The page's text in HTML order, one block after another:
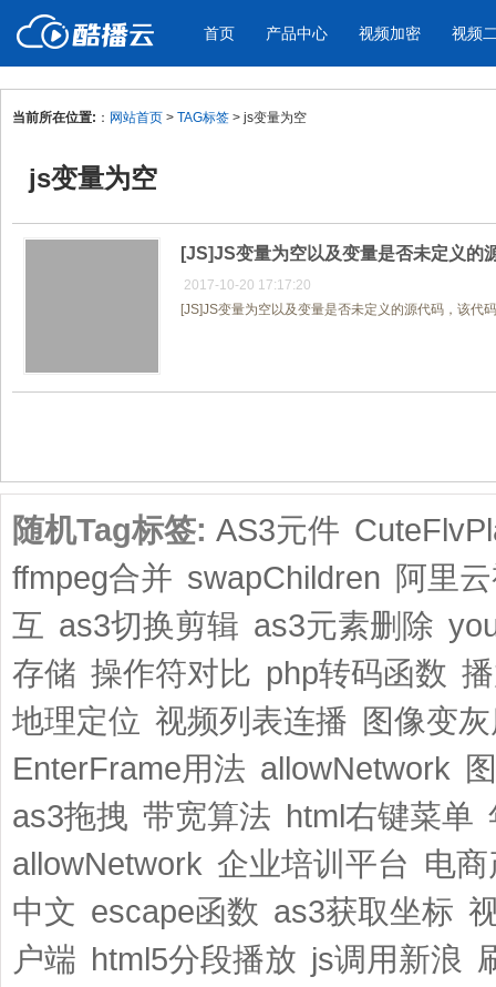
首页 产品中心
产品与新功能
教学课程全终端视频加密
防下载/防盗录/防录屏/防篡改
免费稳定无广
帮助企业视频
视频加密 视频
应用场景
色
内容
当前所在位置: ： 网站首页 > TAG标签 > js变量为空
js变量为空
[JS]JS变量为空以及变量是否未定义的
2017-10-20 17:17:20
[JS]JS变量为空以及变量是否未定义的源代码，该代
随机Tag标签: AS3元件
ffmpeg合并 swapChildren 阿里
互 as3切换剪辑 as3元素删除
存储 操作符对比 php转码函数
地理定位 视频列表连播 图像变
EnterFrame用法 allowNetwork
as3拖拽 带宽算法 html右键菜单
allowNetwork 企业培训平台 电
中文 escape函数 as3获取坐标
户端 html5分段播放 js调用新浪